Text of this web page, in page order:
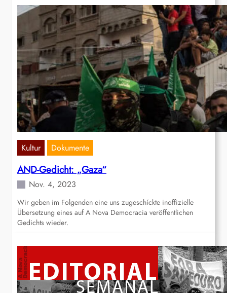
Kultur Dokumente
AND-Gedicht: „Gaza“
Nov. 4, 2023
Wir geben im Folgenden eine uns zugeschíckte inoffizielle
Übersetzung eines auf A Nova Democracia veröffentlichen
Gedichts wieder.